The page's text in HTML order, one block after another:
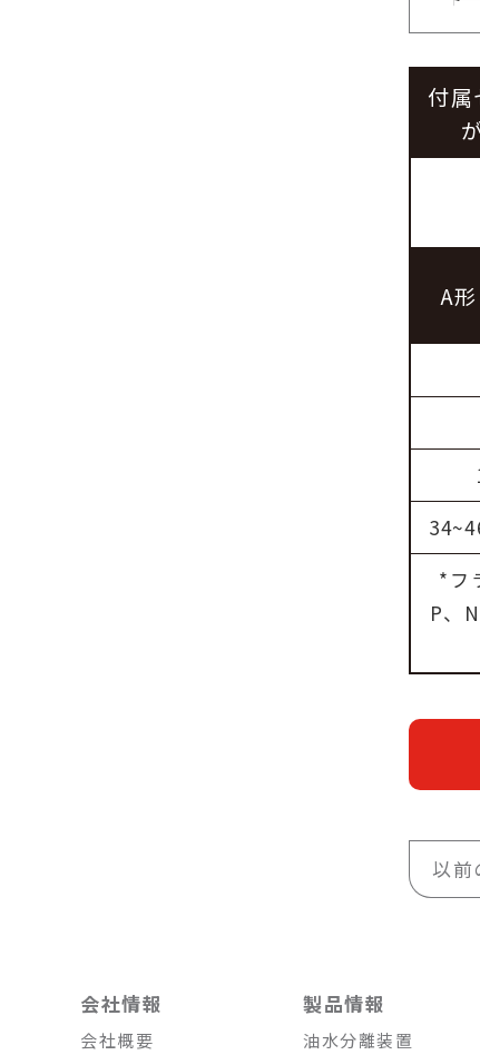
付
A形
*フ
P、
以前
会社情報
会社概要
製品情報
油水分離装置